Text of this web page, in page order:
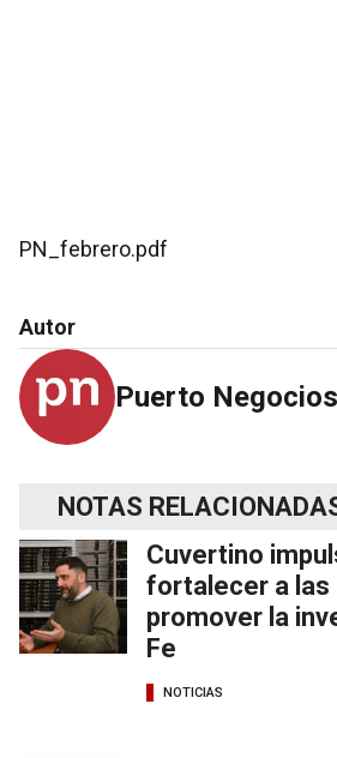
PN_febrero.pdf
Autor
Puerto Negocios
NOTAS
Cuvertino
fortalecer a las
promover la
Fe
NOTICIAS